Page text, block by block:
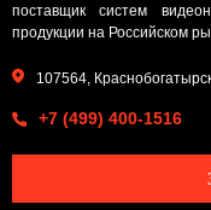
поставщик систем
продукции на Российском
107564,
+7 (499) 400-1516